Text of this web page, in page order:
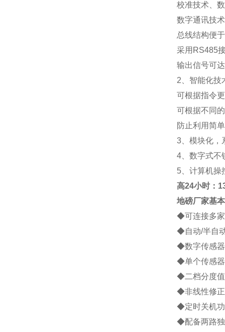
校准技术、
数字通讯技术
总线结构便
采用RS485
输出信号可
2、智能化技
可根据指令
可根据不同
防止利用简
3、模块化，
4、数字式不
5、计算机操
高24小时：
地磅厂家基
◆可连接多
◆自动/半自
◆数字传感
◆单个传感
◆二档分度
◆非线性修正
◆定时关机
◆配备两路独